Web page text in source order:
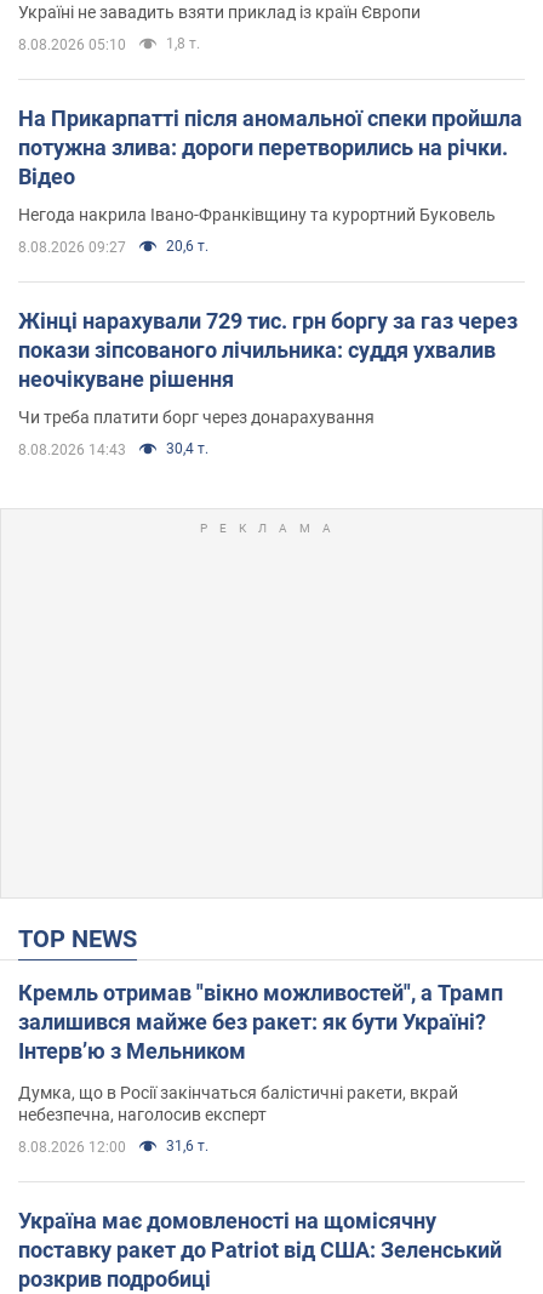
Україні не завадить взяти приклад із країн Європи
8.08.2026 05:10 1,8 т.
На Прикарпатті після аномальної спеки пройшла
потужна злива: дороги перетворились на річки.
Відео
Негода накрила Івано-Франківщину та курортний Буковель
8.08.2026 09:27 20,6 т.
Жінці нарахували 729 тис. грн боргу за газ через
покази зіпсованого лічильника: суддя ухвалив
неочікуване рішення
Чи треба платити борг через донарахування
8.08.2026 14:43 30,4 т.
TOP NEWS
Кремль отримав "вікно можливостей", а Трамп
залишився майже без ракет: як бути Україні?
Інтерв’ю з Мельником
Думка, що в Росії закінчаться балістичні ракети, вкрай
небезпечна, наголосив експерт
8.08.2026 12:00 31,6 т.
Україна має домовленості на щомісячну
поставку ракет до Patriot від США: Зеленський
розкрив подробиці